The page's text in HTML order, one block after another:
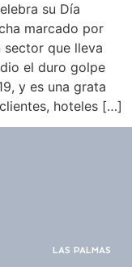
su Día
marcado por
sector que lleva
el duro golpe
y es una grata
hoteles […]
LAS PALMAS